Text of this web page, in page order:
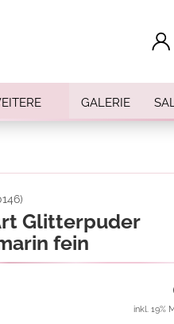
GALERIE
)
Glitterpuder
fein
inkl. 19%